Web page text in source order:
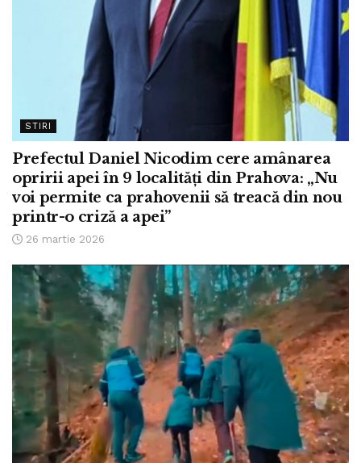
STIRI
Prefectul Daniel Nicodim cere amânarea
opririi apei în 9 localități din Prahova: „Nu
voi permite ca prahovenii să treacă din nou
printr-o criză a apei”
26 martie 2026